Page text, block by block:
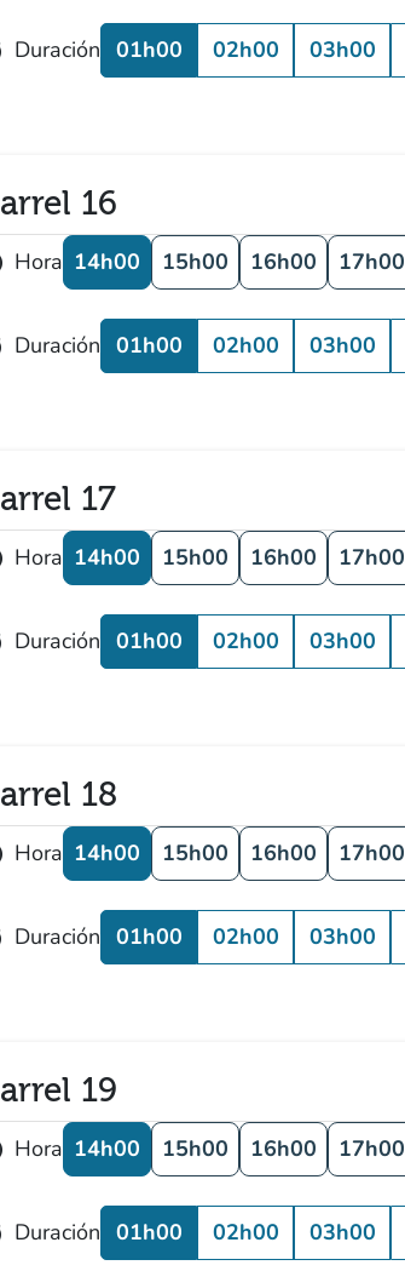
Duración 01h00 02h00 03h00
16
Hora 14h00 15h00 16h00 17h00
Duración 01h00 02h00 03h00
17
Hora 14h00 15h00 16h00 17h00
Duración 01h00 02h00 03h00
18
Hora 14h00 15h00 16h00 17h00
Duración 01h00 02h00 03h00
19
Hora 14h00 15h00 16h00 17h00
Duración 01h00 02h00 03h00